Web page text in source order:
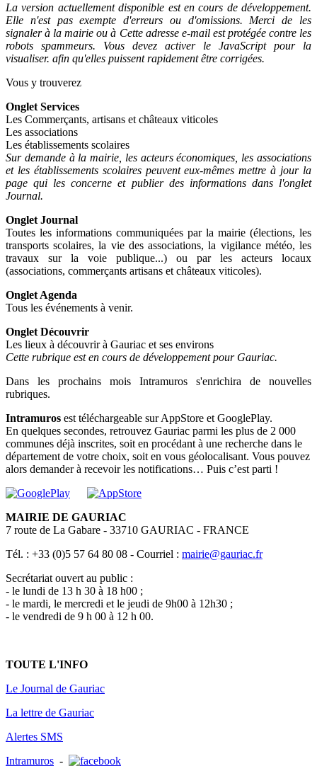
La version actuellement disponible est en cours de développement.
Elle n'est pas exempte d'erreurs ou d'omissions. Merci de les
signaler à la mairie ou à Cette adresse e-mail est protégée contre les
robots spammeurs. Vous devez activer le JavaScript pour la
visualiser. afin qu'elles puissent rapidement être corrigées.
Vous y trouverez
Onglet Services
Les Commerçants, artisans et châteaux viticoles
Les associations
Les établissements scolaires
Sur demande à la mairie, les acteurs économiques, les associations
et les établissements scolaires peuvent eux-mêmes mettre à jour la
page qui les concerne et publier des informations dans l'onglet
Journal.
Onglet Journal
Toutes les informations communiquées par la mairie (élections, les
transports scolaires,la vie des associations, la vigilance météo, les
travaux sur la voie publique...) ou par les acteurs locaux
(associations, commerçants artisans et châteaux viticoles).
Onglet Agenda
Tous les événements à venir.
Onglet Découvrir
Les lieux à découvrir à Gauriac et ses environs
Cette rubrique est en cours de développement pour Gauriac.
Dans les prochains mois Intramuros s'enrichira de nouvelles
rubriques.
Intramuros est téléchargeable sur AppStore et GooglePlay.
En quelques secondes, retrouvez Gauriac parmi les plus de 2 000
communes déjà inscrites, soit en procédant à une recherche dans le
département de votre choix, soit en vous géolocalisant. Vous pouvez
alors demander à recevoir les notifications… Puis c’est parti !
MAIRIE DE GAURIAC
7 route de La Gabare - 33710 GAURIAC - FRANCE
Tél. : +33 (0)5 57 64 80 08 - Courriel : mairie@gauriac.fr
Secrétariat ouvert au public :
- le lundi de 13 h 30 à 18 h00 ;
- le mardi, le mercredi et le jeudi de 9h00 à 12h30 ;
- le vendredi de 9 h 00 à 12 h 00.
TOUTE L'INFO
Le Journal de Gauriac
La lettre de Gauriac
Alertes SMS
Intramuros -